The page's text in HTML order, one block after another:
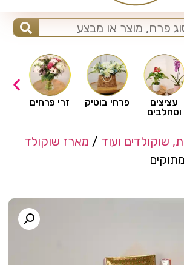
זרי פרחים פרחי בוטיק
עציצים
וסחלבים
שוקולדים ועוד / מארז שוקולד